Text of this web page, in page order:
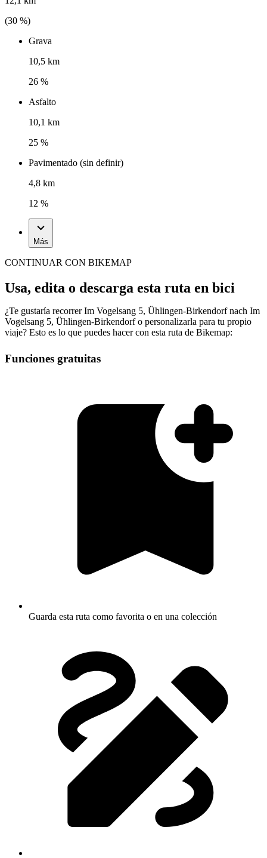
(30 %)
Grava
10,5 km
26 %
Asfalto
10,1 km
25 %
Pavimentado (sin definir)
4,8 km
12 %
Más
CONTINUAR CON BIKEMAP
Usa, edita o descarga esta ruta en bici
¿Te gustaría recorrer Im Vogelsang 5, Ühlingen-Birkendorf nach Im
Vogelsang 5, Ühlingen-Birkendorf o personalizarla para tu propio
viaje? Esto es lo que puedes hacer con esta ruta de Bikemap:
Funciones gratuitas
Guarda esta ruta como favorita o en una colección